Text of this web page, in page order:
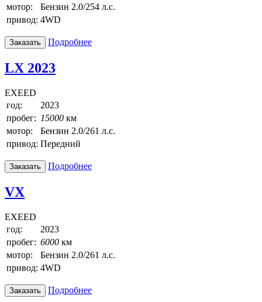
мотор:
Бензин 2.0/254 л.с.
привод: 4WD
Заказать Подробнее
LX 2023
EXEED
год:
2023
пробег: 15000 км
мотор:
Бензин 2.0/261 л.с.
привод: Передний
Заказать Подробнее
VX
EXEED
год:
2023
пробег: 6000 км
мотор:
Бензин 2.0/261 л.с.
привод: 4WD
Заказать Подробнее